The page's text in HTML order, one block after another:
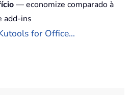
— economize comparado à
add-ins
for Office...